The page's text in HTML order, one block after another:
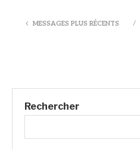
MESSAGES PLUS RÉCENTS
Rechercher